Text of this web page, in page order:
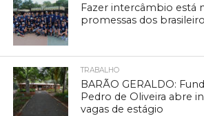
Fazer intercâmbio está
promessas dos
TRABALHO
BARÃO GERALDO:
Pedro de Oliveira abre
vagas de estágio